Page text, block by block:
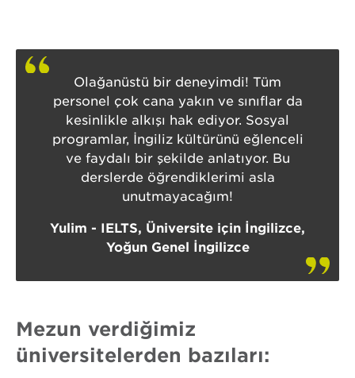
Olağanüstü bir deneyimdi! Tüm
personel çok cana yakın ve sınıflar da
kesinlikle alkışı hak ediyor. Sosyal
programlar, İngiliz kültürünü eğlenceli
ve faydalı bir şekilde anlatıyor. Bu
derslerde öğrendiklerimi asla
unutmayacağım!
Yulim - IELTS, Üniversite için İngilizce,
Yoğun Genel İngilizce
Mezun verdiğimiz
üniversitelerden bazıları: